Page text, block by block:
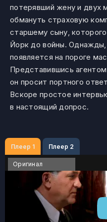
потерявший жену и двух
обмануть страховую
старшему сыну,
Йорк до войны.
появляется на пороге
Представившись
он просит портного
Вскоре простое
в настоящий допрос.
Плеер 1 Плеер 2
Оригинал